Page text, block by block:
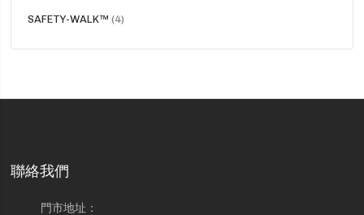
SAFETY-WALK™ 4貨
聯絡我們
門市地址：